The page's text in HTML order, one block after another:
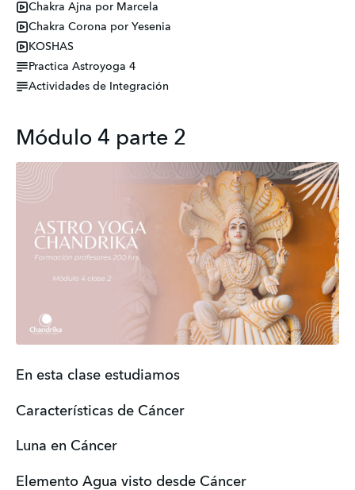
Chakra Ajna por Marcela
Chakra Corona por Yesenia
KOSHAS
Practica Astroyoga 4
Actividades de Integración
Módulo 4 parte 2
En esta clase estudiamos
Características de Cáncer
Luna en Cáncer
Elemento Agua visto desde Cáncer